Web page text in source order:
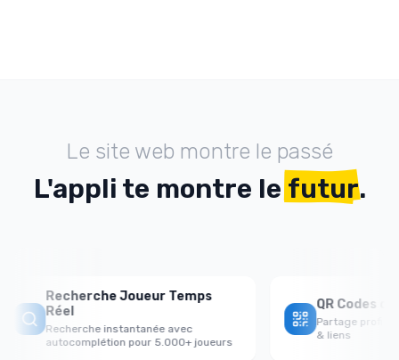
Le site web montre le passé
L'appli te montre lefutur.
Recherche Joueur Temps
Réel
Recherche instantanée avec
autocomplétion pour 5.000+ joueurs
QR Codes de
Partage profils
& liens